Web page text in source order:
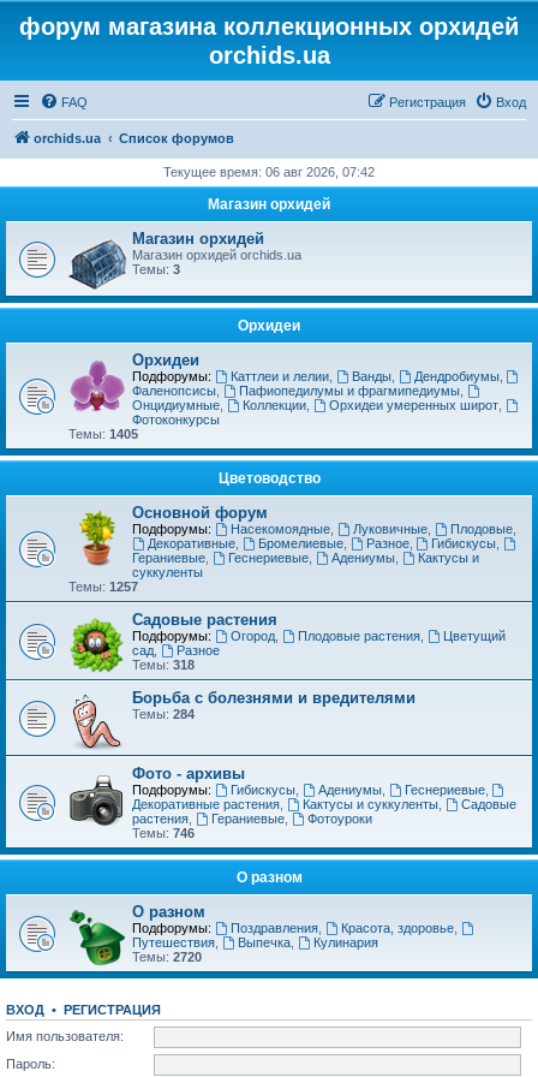
форум магазина коллекционных орхидей
orchids.ua
FAQ Вход
Регистрация
orchids.ua Список форумов
Текущее время: 06 авг 2026, 07:42
Магазин орхидей
Магазин орхидей
Магазин орхидей orchids.ua
Темы: 3
Орхидеи
Орхидеи
Подфорумы: Каттлеи и лелии, Ванды, Дендробиумы,
Фаленопсисы
Пафиопедилумы и фрагмипедиумы,
Онцидиумные
Коллекции, Орхидеи умеренных широт,
Фотоконкурсы
Темы: 1405
Цветоводство
Основной форум
Подфорумы: Насекомоядные, Луковичные, Плодовые,
Декоративные, Бромелиевые, Разное, Гибискусы
Гераниевые
Геснериевые, Адениумы,
Кактусы и
суккуленты
Темы: 1257
Садовые растения
Подфорумы: Огород, Плодовые растения,
Цветущий
сад
Разное
Темы: 318
Борьба с болезнями и вредителями
Темы: 284
Фото - архивы
Подфорумы: Гибискусы, Адениумы, Геснериевые,
Декоративные растения
Кактусы и суккуленты,
Садовые
растения
Гераниевые,
Фотоуроки
Темы: 746
О разном
О разном
Подфорумы: Поздравления, Красота, здоровье,
Путешествия
Выпечка,
Кулинария
Темы: 2720
ВХОД • РЕГИСТРАЦИЯ
Имя пользователя:
Пароль: